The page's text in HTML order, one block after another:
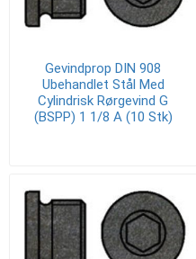
Gevindprop DIN 908
Ubehandlet Stål Med
Cylindrisk Rørgevind G
(BSPP) 1 1/8 A (10 Stk)